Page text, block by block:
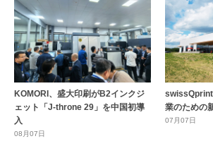
KOMORI、盛大印刷がB2インクジ
ェット「J-throne 29」を中国初導
入
08月07日
swissQprint
業のための
07月07日